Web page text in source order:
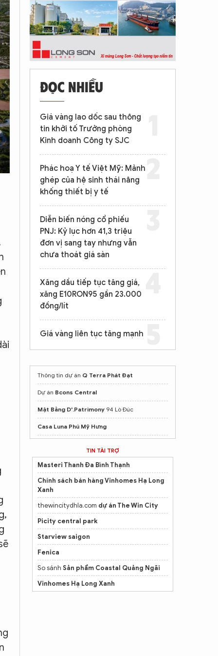
ĐỌC NHIỀU
Giá vàng lao dốc sau thông
tin khởi tố Trưởng phòng
Kinh doanh Công ty SJC
Phác hoạ Y tế Việt Mỹ: Mảnh
ghép của hệ sinh thái nâng
khống thiết bị y tế
Diễn biến nóng cổ phiếu
PNJ: Kỷ lục hơn 41,3 triệu
đơn vị sang tay nhưng vẫn
chưa thoát giá sàn
Xăng dầu tiếp tục tăng giá,
xăng E10RON95 gần 23.000
đồng/lít
Giá vàng liên tục tăng mạnh
Thông tin dự án Q Terra Phát Đạt
Dự án Bcons Central
Mặt Bằng D'.Patrimony 94 Lò Đúc
Casa Luna Phú Mỹ Hưng
dự án khu phức hợp compoundPalm city
tầng
Tiện ích Central Lakeside
dự áncentral lakesidetrung văn
Muabán nhà đất phường Hòa HưngTP.HCM
Ưu Đãi Lãi Suất Vinhomes Hóc Môn Tốt Nhất
Thông tin mới nhấtVin Hạ Long Xanh
TIN TÀI TRỢ
Masteri Thanh Đa Bình Thạnh
Chính sách bán hàng Vinhomes Hạ Long
Xanh
thewincitydhla.com dự án The Win City
Picity central park
Starview saigon
Fenica
So sánh Sản phẩm Coastal Quảng Ngãi
Vinhomes Hạ Long Xanh